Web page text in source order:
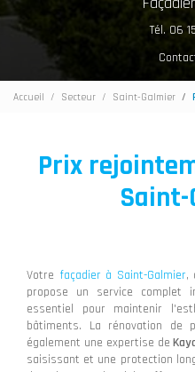
Tél. 06
Accueil Secteur Saint-Galmier
Prix
Votre façadier à Saint-Galmier,
propose un service complet
essentiel pour maintenir
bâtiments. La rénovation de
également une expertise de
saisissant et une protection